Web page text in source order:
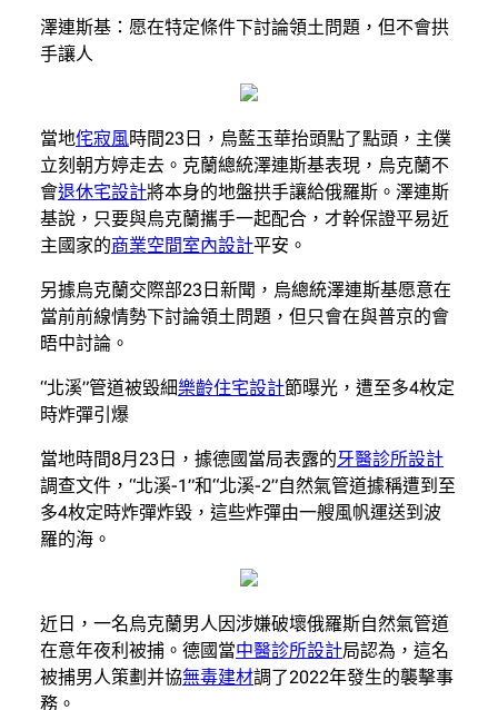
澤連斯基：愿在特定條件下討論領土問題，但不會拱
手讓人
當地侘寂風時間23日，烏藍玉華抬頭點了點頭，主僕
立刻朝方婷走去。克蘭總統澤連斯基表現，烏克蘭不
會退休宅設計將本身的地盤拱手讓給俄羅斯。澤連斯
基說，只要與烏克蘭攜手一起配合，才幹保證平易近
主國家的商業空間室內設計平安。
另據烏克蘭交際部23日新聞，烏總統澤連斯基愿意在
當前前線情勢下討論領土問題，但只會在與普京的會
晤中討論。
“北溪”管道被毀細樂齡住宅設計節曝光，遭至多4枚定
時炸彈引爆
當地時間8月23日，據德國當局表露的牙醫診所設計
調查文件，“北溪-1”和“北溪-2”自然氣管道據稱遭到至
多4枚定時炸彈炸毀，這些炸彈由一艘風帆運送到波
羅的海。
近日，一名烏克蘭男人因涉嫌破壞俄羅斯自然氣管道
在意年夜利被捕。德國當中醫診所設計局認為，這名
被捕男人策劃并協無毒建材調了2022年發生的襲擊事
務。